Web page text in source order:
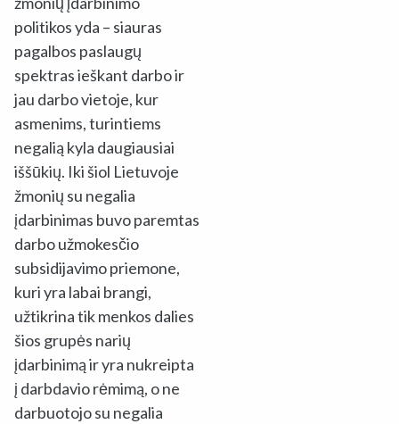
politikos yda – siauras
pagalbos paslaugų
spektras ieškant darbo ir
jau darbo vietoje, kur
asmenims, turintiems
negalią kyla daugiausiai
iššūkių. Iki šiol Lietuvoje
žmonių su negalia
įdarbinimas buvo paremtas
darbo užmokesčio
subsidijavimo priemone,
kuri yra labai brangi,
užtikrina tik menkos dalies
šios grupės narių
įdarbinimą ir yra nukreipta
į darbdavio rėmimą, o ne
darbuotojo su negalia